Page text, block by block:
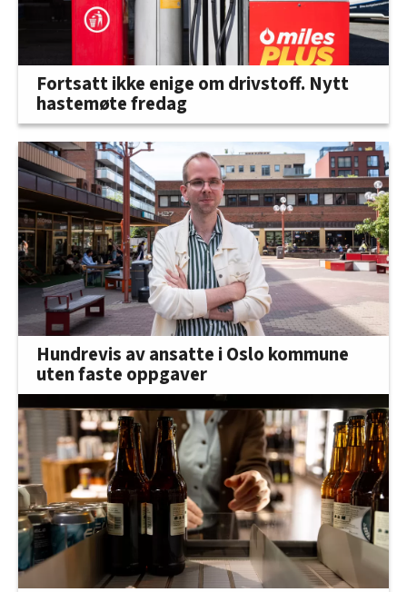
Fortsatt ikke enige om drivstoff. Nytt
hastemøte fredag
Hundrevis av ansatte i Oslo kommune
uten faste oppgaver